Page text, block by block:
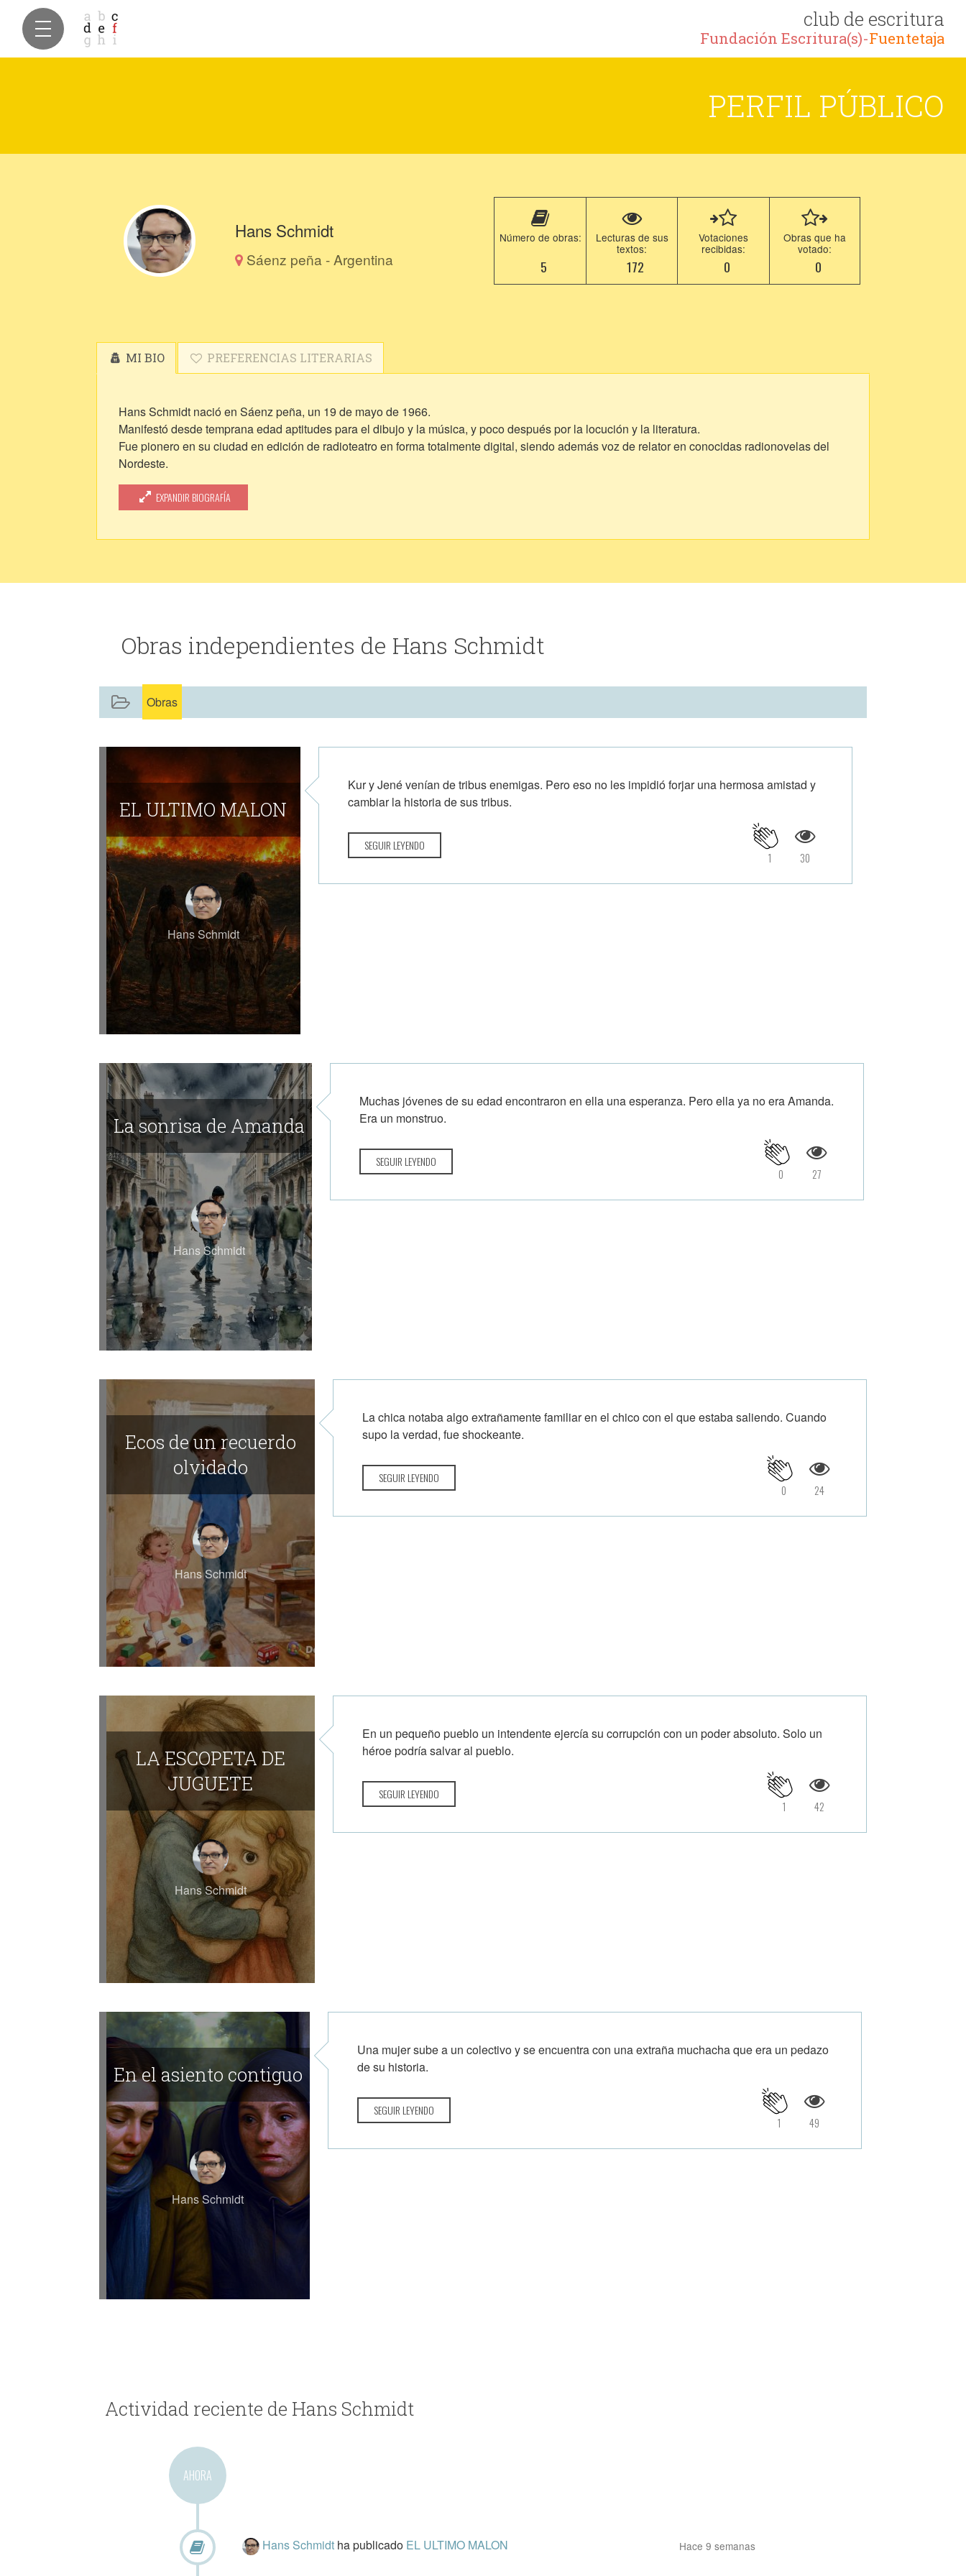
club de escritura
Fundación Escritura(s)-Fuentetaja
PERFIL PÚBLICO
Hans Schmidt
Sáenz peña - Argentina
Número de obras:
5
Lecturas de sus
textos:
172
Votaciones
recibidas:
0
Obras que ha
votado:
0
MI BIO PREFERENCIAS LITERARIAS
Hans Schmidt nació en Sáenz peña, un 19 de mayo de 1966.
Manifestó desde temprana edad aptitudes para el dibujo y la música, y poco después por la locución y la literatura.
Fue pionero en su ciudad en edición de radioteatro en forma totalmente digital, siendo además voz de relator en conocidas radionovelas del
Nordeste.
-Se desempeñó como vocalista en el conjunto folklórico tradicional Canto Vivo.
-Compuso el tema principal de la película "Cuesta arriba", primer largometraje saenzpeñense
-Es actor de radioteatro desde 2001, haciendo personajes en la novela histórica de Isidro Velazquez y el protagónico en la obra Nazario
-Escribió la novela "Lulo" orientada al público juvenil, editada por el sello "Contexto". Publicó también "Mozo ¿La cuenta?", un libro con relatos
EXPANDIR BIOGRAFÍA
Obras independientes de Hans Schmidt
Obras
EL ULTIMO MALON
Hans Schmidt
Kur y Jené venían de tribus enemigas. Pero eso no les impidió forjar una hermosa amistad y
cambiar la historia de sus tribus.
SEGUIR LEYENDO
30
1
La sonrisa de Amanda
Hans Schmidt
Muchas jóvenes de su edad encontraron en ella una esperanza. Pero ella ya no era Amanda.
Era un monstruo.
SEGUIR LEYENDO
27
0
Ecos de un recuerdo
olvidado
Hans Schmidt
La chica notaba algo extrañamente familiar en el chico con el que estaba saliendo. Cuando
supo la verdad, fue shockeante.
SEGUIR LEYENDO
24
0
LA ESCOPETA DE
JUGUETE
Hans Schmidt
En un pequeño pueblo un intendente ejercía su corrupción con un poder absoluto. Solo un
héroe podría salvar al pueblo.
SEGUIR LEYENDO
42
1
En el asiento contiguo
Hans Schmidt
Una mujer sube a un colectivo y se encuentra con una extraña muchacha que era un pedazo
de su historia.
SEGUIR LEYENDO
49
1
Actividad reciente de Hans Schmidt
AHORA
Hans Schmidt ha publicado EL ULTIMO MALON Hace 9 semanas